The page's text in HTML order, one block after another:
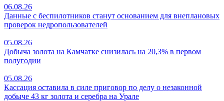
06.08.26
Данные с беспилотников станут основанием для внеплановых
проверок недропользователей
05.08.26
Добыча золота на Камчатке снизилась на 20,3% в первом
полугодии
05.08.26
Кассация оставила в силе приговор по делу о незаконной
добыче 43 кг золота и серебра на Урале